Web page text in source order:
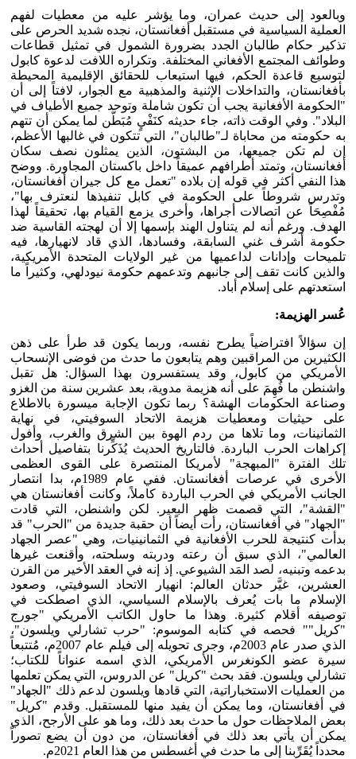
وبالعود إلى حديث عمران، وما يؤشر عليه من معطيات لفهم
العملية السياسية في مستقبل أفغانستان، نجده شديد الحرص على
تذكير حكام طالبان الجدد بضرورة الشمول في تمثيل قطاعات
وطوائف المجتمع الأفغاني المختلفة. وتكراره اللافت لدعوة كابول
لتوسيع قاعدة الحكم، فيها استيعاب للحقائق الإقليمية المحيطة
بأفغانستان، والتداخلات الإثنية والمذهبية مع الجوار، لافتاً إلى أن
"الحكومة الأفغانية يجب أن تكون شاملة وتوحد جميع الأطياف في
البلاد". وفي الوقت ذاته، جاء حديثه كنَفْيٍ مُبَطَّن لما يمكن أن تتهم
به حكومته من محاباة لـ"طالبان"، التي تتكون في غالبها الأعظم،
إن لم تكن جميعها، من البشتون، الذين يمثلون نصف سكان
أفغانستان، وتمتد أطرافهم عميقاً داخل باكستان المجاورة. ووضح
هذا النفي أكثر في قوله إن بلاده "تعمل مع كل جيران أفغانستان،
وتدرس شروطاً على الحكومة في كابل تنفيذها لنعترف بها"،
مُفْصِحَاً عن اتصالات أجراها، وأخرى يزمع القيام بها، تحقيقاً لهذا
الهدف. ورغم أنه لم يتناول الهند بإسمها إلا أن لهجته القاسية ضد
حكومة أشرف غني السابقة، وفسادها، الذي قاد لانهيارها، فيه
تلميحات وإدانات لداعميها من غير الولايات المتحدة الأمريكية،
والذين كانت تقف إلى جانبهم وتدعمهم حكومة نيودلهي، وكثيراً ما
استعدتهم على إسلام أباد.
عُسر الهزيمة:
إن سؤالاً افتراضياً يطرح نفسه، وربما يكون قد طرأ على ذهن
الكثيرين من المراقبين وهم يتابعون ما حدث من فوضى الإنسحاب
الأمريكي من كابول، وقد يستفسرون بهذا السؤال: هل تقبل
واشنطن ما فُهِمَ على أنه هزيمة مدوية، بعد عشرين سنة من الغزو
وصناعة الحكومات الهشة؟ ربما تكون الإجابة ميسورة بالاطلاع
على حيثيات ومعطيات هزيمة الاتحاد السوفيتي، في نهاية
الثمانينات، وما تلاها من ردم الهوة بين الشرق والغرب، وأفول
إكراهات الحرب الباردة. فالتاريخ الحديث يُذَكِّرنا بتفاصيل أحداث
تلك الفترة "المبهجة" لأمريكا المنتصرة على القوى العظمى
الأخرى في عرصات أفغانستان. ففي عام 1989م، بدا انتصار
الجانب الأمريكي في الحرب الباردة كاملاً، وكانت أفغانستان هي
"القشة"، التي قصمت ظهر البعير. لكن واشنطن، التي قادت
"الجهاد" في أفغانستان، رأت أيضاً أن حقبة جديدة من "الحرب" قد
بدأت كنتيجة للحرب الأفغانية في الثمانينيات، وهي "عصر الجهاد
العالمي"، الذي سبق أن رعته ودربته وسلحته، وأقنعت غيرها
بدعمه وتبنيه، لصد المَد الشيوعي. إذ إنه في العقد الأخير من القرن
العشرين، غيَّر حدثان العالم: انهيار الاتحاد السوفيتي، وصعود
الإسلام ما بات يُعرف بالإسلام السياسي، الذي اصطكت في
توصيفه أقلام كثيرة. وهذا ما حاول الكاتب الأمريكي "جورج
"كريل"" فحصه في كتابه الموسوم: "حرب تشارلي ويلسون"،
الذي صدر عام 2003م، وجرى تحويله إلى فيلم عام 2007م، مُتتبعاً
سيرة عضو الكونغرس الأمريكي، الذي اسمه عنواناً للكتاب؛
تشارلي ويلسون. فقد بحث "كريل" عن الدروس، التي يمكن تعلمها
من العمليات الاستخباراتية، التي قادها ويلسون لدعم ذلك "الجهاد"
في أفغانستان، وما يمكن أن يفيد منها للمستقبل. وقدم "كريل"
بعض الملاحظات حول ما حدث بعد ذلك، وما هو على الأرجح، الذي
يمكن أن يأتي بعد ذلك في أفغانستان، من دون أن يضع تصوراً
محدداً يُقَرِّبنا إلى ما حدث في أغسطس من هذا العام 2021م.